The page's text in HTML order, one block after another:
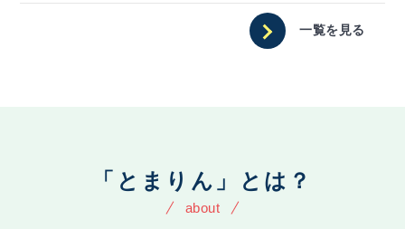
一覧を見る
「とまりん」とは？
about